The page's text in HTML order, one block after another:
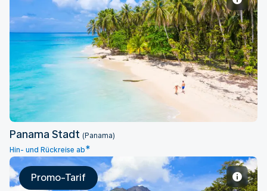
Panama Stadt
Panama Stadt (Panama)
Hin- und Rückreise ab*
Promo-Tarif